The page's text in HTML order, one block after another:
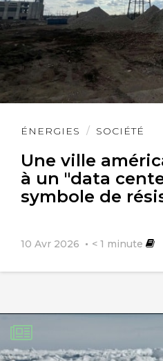
ÉNERGIES SOCIÉTÉ
Une ville
à un "data
symbole de
10 Avr 2026 < 1 minute
Lire